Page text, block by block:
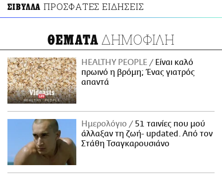
ΣΙΒΥΛΛΑ ΠΡΟΣΦΑΤΕΣ ΕΙΔΗΣΕΙΣ
ΘΕΜΑΤΑ ΔΗΜΟΦΙΛΗ
HEALTHY PEOPLE
Είναι καλό
πρωινό η βρόμη; Ένας γιατρός
απαντά
Ημερολόγιο
51 ταινίες που μού
άλλαξαν τη ζωή- updated. Aπό τον
Στάθη Τσαγκαρουσιάνο